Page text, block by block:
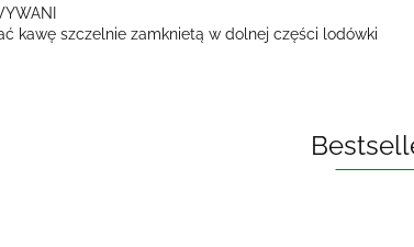
kawę szczelnie zamknietą w dolnej części lodówki